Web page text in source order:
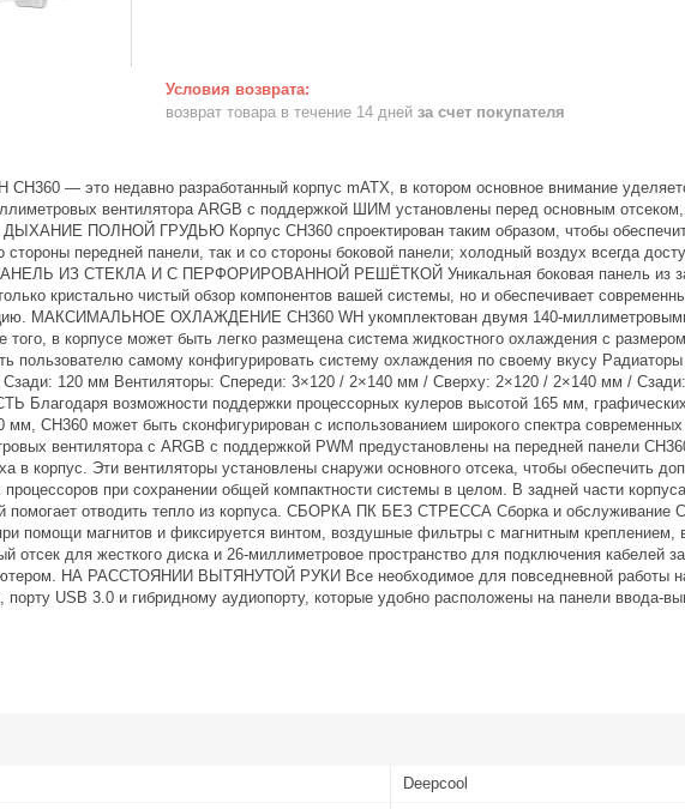
возврат товара в течение 14 дней за счет покупателя
CH360 — это недавно разработанный корпус mATX, в котором основное внимание
вентилятора ARGB с поддержкой ШИМ установлены перед основным
ДЫХАНИЕ ПОЛНОЙ ГРУДЬЮ Корпус CH360 спроектирован таким образом, чтобы
стороны передней панели, так и со стороны боковой панели; холодный воздух всегда
ИЗ СТЕКЛА И С ПЕРФОРИРОВАННОЙ РЕШЁТКОЙ Уникальная боковая панель из
кристально чистый обзор компонентов вашей системы, но и обеспечивает
МАКСИМАЛЬНОЕ ОХЛАЖДЕНИЕ CH360 WH укомплектован двумя 140-миллиметровыми
того, в корпусе может быть легко размещена система жидкостного охлаждения c
пользователю самому конфигурировать систему охлаждения по своему вкусу
120 мм Вентиляторы: Спереди: 3×120 / 2×140 мм / Сверху: 2×120 / 2×140 мм /
возможности поддержки процессорных кулеров высотой 165 мм,
мм, CH360 может быть сконфигурирован с использованием широкого спектра
вентилятора с ARGB с поддержкой PWM предустановлены на передней панели
в корпус. Эти вентиляторы установлены снаружи основного отсека, чтобы обеспечить
при сохранении общей компактности системы в целом. В задней части
помогает отводить тепло из корпуса. СБОРКА ПК БЕЗ СТРЕССА Сборка и обслуживание
помощи магнитов и фиксируется винтом, воздушные фильтры с магнитным креплением,
отсек для жесткого диска и 26-миллиметровое пространство для подключения кабелей
НА РАССТОЯНИИ ВЫТЯНУТОЙ РУКИ Все необходимое для повседневной работы
порту USB 3.0 и гибридному аудиопорту, которые удобно расположены на панели ввода-
Deepcool